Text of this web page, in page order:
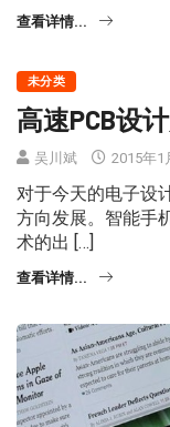
查看详情...
未分类
高速PCB设
吴川斌 2015年1
对于今天的电子设
方向发展。智能手
术的出 […]
查看详情...